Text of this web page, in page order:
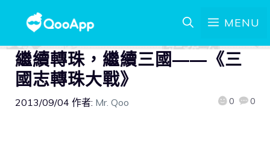
MENU
繼續轉珠，繼續三國——《三
國志轉珠大戰》
2013/09/04 作者: Mr. Qoo 0 0